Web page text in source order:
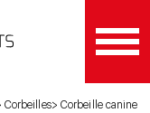
Corbeilles Corbeille canine